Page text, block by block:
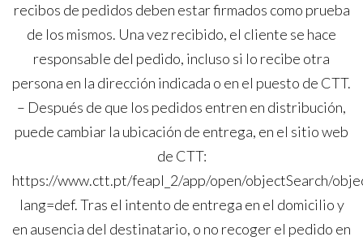
recibos de pedidos deben estar firmados como prueba
de los mismos. Una vez recibido, el cliente se hace
responsable del pedido, incluso si lo recibe otra
persona en la dirección indicada o en el puesto de CTT.
– Después de que los pedidos entren en distribución,
puede cambiar la ubicación de entrega, en el sitio web
de CTT:
https://www.ctt.pt/feapl_2/app/open/objectSearch/
lang=def. Tras el intento de entrega en el domicilio y
en ausencia del destinatario, o no recoger el pedido en